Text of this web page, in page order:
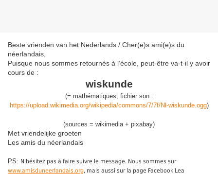
Beste vrienden van het Nederlands / Cher(e)s ami(e)s du
néerlandais,
Puisque nous sommes retournés à l’école, peut-être va-t-il y avoir
cours de :
wiskunde
(= mathématiques; fichier son :
https://upload.wikimedia.org/wikipedia/commons/7/7f/Nl-wiskunde.ogg)
(sources = wikimedia + pixabay)
Met vriendelijke groeten
Les amis du néerlandais
PS: N'hésitez pas à faire suivre le message. Nous sommes sur
www.amisduneerlandais.org, mais aussi sur la page Facebook Lea